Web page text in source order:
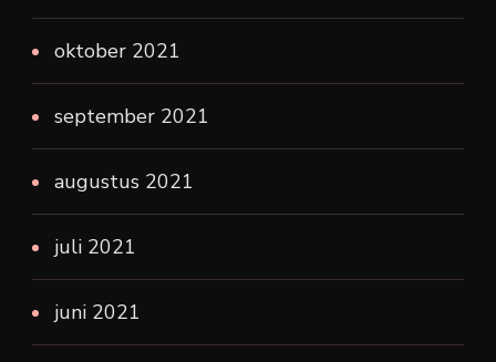
oktober 2021
september 2021
augustus 2021
juli 2021
juni 2021